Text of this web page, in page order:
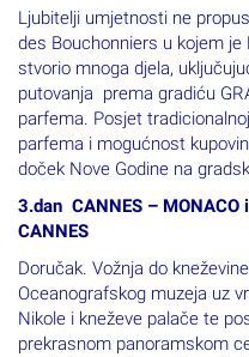
Ljubitelji umjetnosti ne
des Bouchonniers u kojem
stvorio mnoga djela,
putovanja prema gradiću
parfema. Posjet
parfema i mogućnost
doček Nove Godine na
3.dan CANNES – MONACO
CANNES
Doručak. Vožnja do
Oceanografskog muzeja uz
Nikole i kneževe palače te
prekrasnom panoramskom